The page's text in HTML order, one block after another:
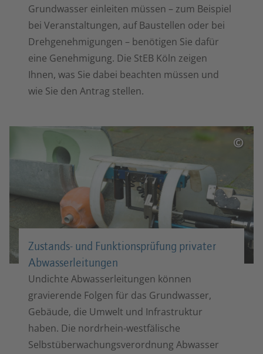
Grundwasser einleiten müssen – zum Beispiel
bei Veranstaltungen, auf Baustellen oder bei
Drehgenehmigungen – benötigen Sie dafür
eine Genehmigung. Die StEB Köln zeigen
Ihnen, was Sie dabei beachten müssen und
wie Sie den Antrag stellen.
©
Zustands- und Funktions­prüfung privater
Abwasser­leitungen
Undichte Abwasserleitungen können
gravierende Folgen für das Grundwasser,
Gebäude, die Umwelt und Infrastruktur
haben. Die nordrhein-westfälische
Selbstüberwachungsverordnung Abwasser